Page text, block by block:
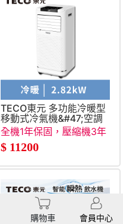
TECO東元 多功能冷暖型
移動式冷氣機&#47;空調
全機1年保固，壓縮機3年
保固
$ 11200
購物車 會員中心